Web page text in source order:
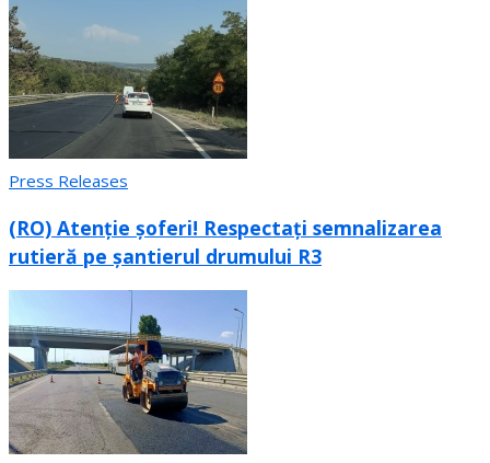
Press Releases
(RO) Atenție șoferi! Respectați semnalizarea
rutieră pe șantierul drumului R3